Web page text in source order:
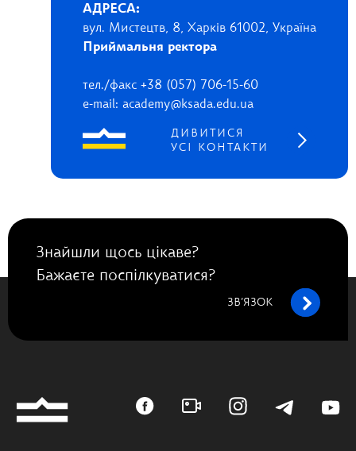
АДРЕСА:
вул. Мистецтв, 8, Харків 61002, Україна
Приймальня ректора
тел./факс +38 (057) 706-15-60
e-mail: academy@ksada.edu.ua
ДИВИТИСЯ
УСІ КОНТАКТИ
Знайшли щось цікаве?
Бажаєте поспілкуватися?
ЗВ’ЯЗОК